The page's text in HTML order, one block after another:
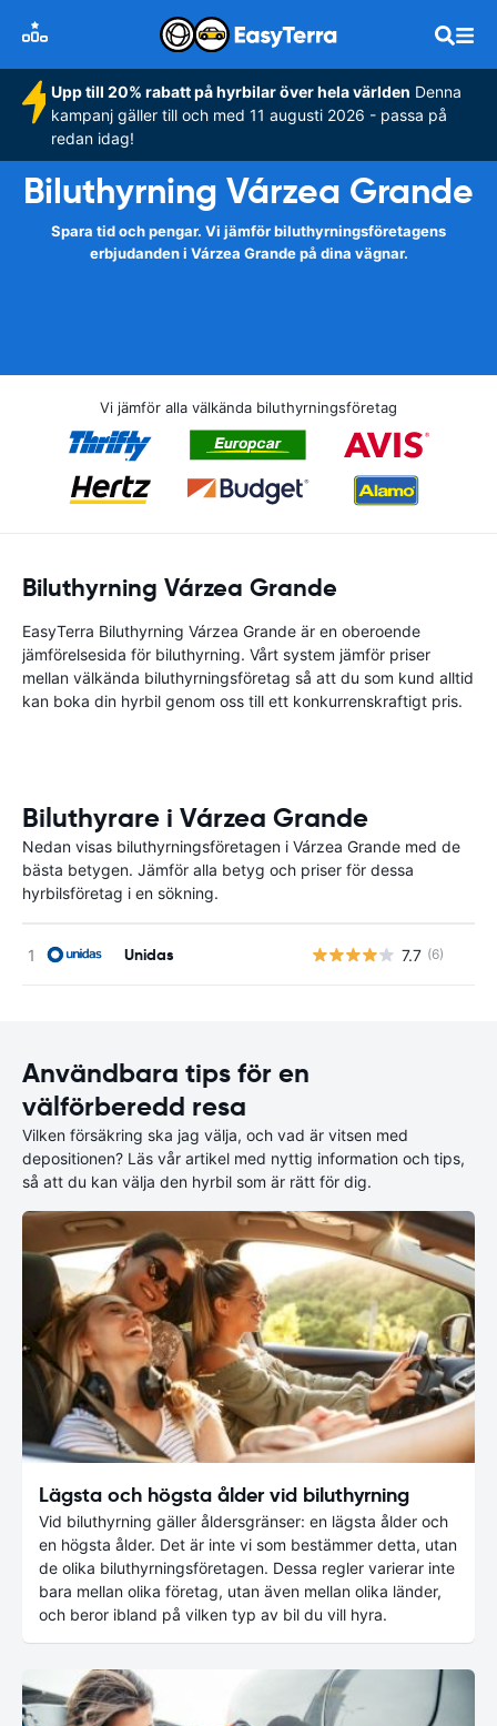
Upp till 20% rabatt på hyrbilar över hela världen Denna
kampanj gäller till och med 11 augusti 2026 - passa på
redan idag!
Biluthyrning Várzea Grande
Spara tid och pengar. Vi jämför biluthyrningsföretagens
erbjudanden i Várzea Grande på dina vägnar.
Vi jämför alla välkända biluthyrningsföretag
Biluthyrning Várzea Grande
EasyTerra Biluthyrning Várzea Grande är en oberoende
jämförelsesida för biluthyrning. Vårt system jämför priser
mellan välkända biluthyrningsföretag så att du som kund alltid
kan boka din hyrbil genom oss till ett konkurrenskraftigt pris.
Biluthyrare i Várzea Grande
Nedan visas biluthyrningsföretagen i Várzea Grande med de
bästa betygen. Jämför alla betyg och priser för dessa
hyrbilsföretag i en sökning.
Unidas 7.7 (6)
Användbara tips för en
välförberedd resa
Vilken försäkring ska jag välja, och vad är vitsen med
depositionen? Läs vår artikel med nyttig information och tips,
så att du kan välja den hyrbil som är rätt för dig.
Lägsta och högsta ålder vid biluthyrning
Vid biluthyrning gäller åldersgränser: en lägsta ålder och
en högsta ålder. Det är inte vi som bestämmer detta, utan
de olika biluthyrningsföretagen. Dessa regler varierar inte
bara mellan olika företag, utan även mellan olika länder,
och beror ibland på vilken typ av bil du vill hyra.